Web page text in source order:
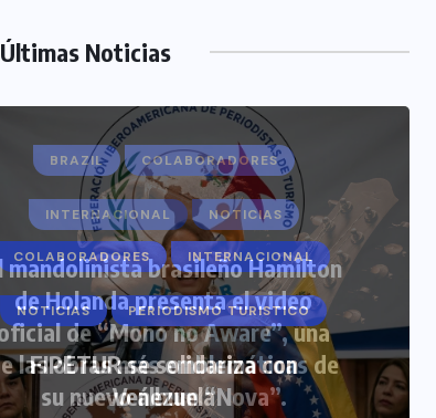
Últimas Noticias
COLABORADORES INTERNACIONAL
NOTICIAS PERIODISMO TURISTICO
FIPETUR se solidariza con
Venezuela